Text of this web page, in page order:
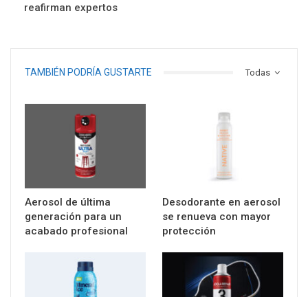
reafirman expertos
Todas
TAMBIÉN PODRÍA GUSTARTE
Aerosol de última
generación para un
acabado profesional
Desodorante en aerosol
se renueva con mayor
protección